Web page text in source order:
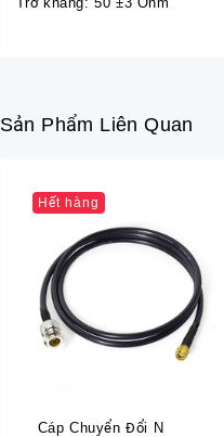
Sản Phẩm Liên Quan
Hết hàng
Cáp Chuyển Đổi N